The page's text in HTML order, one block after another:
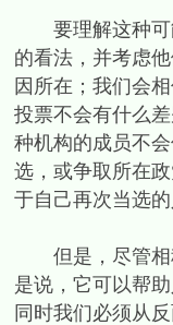
要理解这种可能
的看法，并考虑
因所在；我们会
投票不会有什么
种机构的成员不
选，或争取所在
于自己再次当选的
但是，尽管相称
是说，它可以帮
同时我们必须从